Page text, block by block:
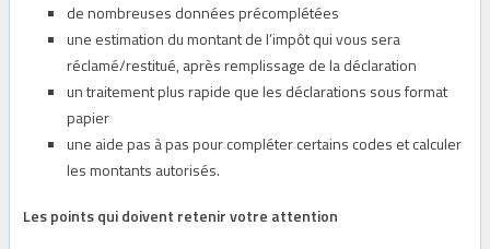
de nombreuses données précomplétées
une estimation du montant de l’impôt qui vous sera
réclamé/restitué, après remplissage de la déclaration
un traitement plus rapide que les déclarations sous format
papier
une aide pas à pas pour compléter certains codes et calculer
les montants autorisés.
Les points qui doivent retenir votre attention